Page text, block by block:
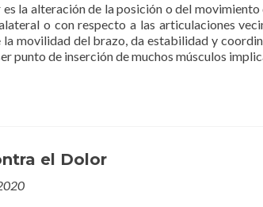
es la alteración de la posición o del movimiento
o con respecto a las articulaciones
la movilidad del brazo, da estabilidad y
punto de inserción de muchos músculos
el Dolor